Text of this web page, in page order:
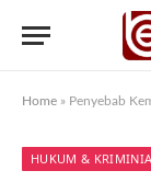
Home » Penyebab
HUKUM &